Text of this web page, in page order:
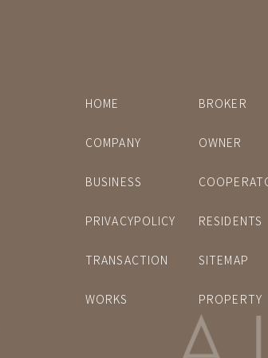
HOME BROKER
COMPANY OWNER
BUSINESS
PRIVACYPOLICY RESIDENTS
TRANSACTION SITEMAP
WORKS PROPERTY